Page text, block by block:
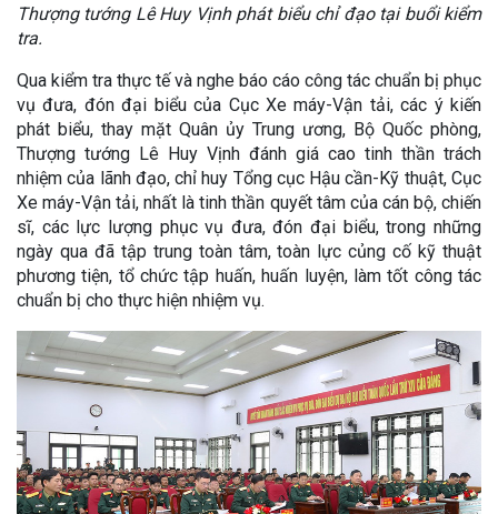
Thượng tướng Lê Huy Vịnh phát biểu chỉ đạo tại buổi kiểm
tra.
Qua kiểm tra thực tế và nghe báo cáo công tác chuẩn bị phục
vụ đưa, đón đại biểu của Cục Xe máy-Vận tải, các ý kiến
phát biểu, thay mặt Quân ủy Trung ương, Bộ Quốc phòng,
Thượng tướng Lê Huy Vịnh đánh giá cao tinh thần trách
nhiệm của lãnh đạo, chỉ huy Tổng cục Hậu cần-Kỹ thuật, Cục
Xe máy-Vận tải, nhất là tinh thần quyết tâm của cán bộ, chiến
sĩ, các lực lượng phục vụ đưa, đón đại biểu, trong những
ngày qua đã tập trung toàn tâm, toàn lực củng cố kỹ thuật
phương tiện, tổ chức tập huấn, huấn luyện, làm tốt công tác
chuẩn bị cho thực hiện nhiệm vụ.